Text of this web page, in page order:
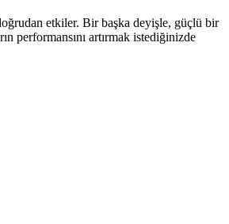
etkiler. Bir başka deyişle, güçlü bir
performansını artırmak istediğinizde